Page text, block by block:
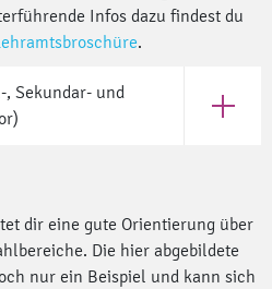
Infos dazu findest du
.
, Sekundar- und
Öffne
dir eine gute Orientierung über
Die hier abgebildete
nur ein Beispiel und kann sich